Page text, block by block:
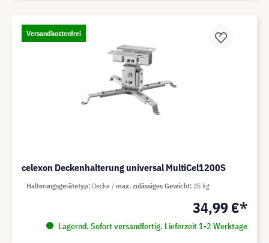
Versandkostenfrei
celexon Deckenhalterung universal MultiCel1200S
34,99 €*
Lagernd. Sofort versandfertig. Lieferzeit 1-2 Werktage
Halterungsgerätetyp Decke max. zulässiges Gewicht 25 kg